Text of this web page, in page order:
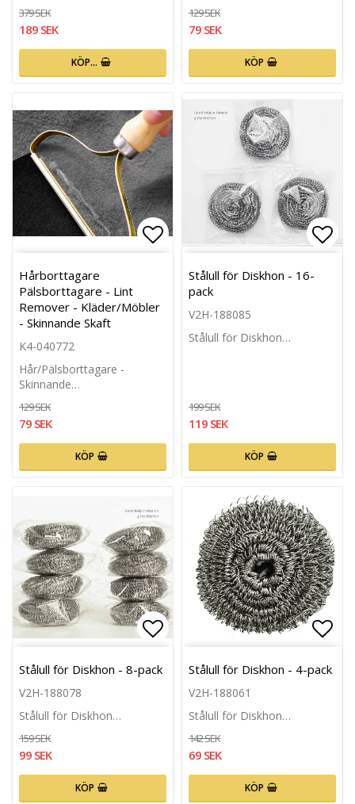
379 SEK
189 SEK
KÖP…
129 SEK
79 SEK
KÖP
Lägg till i favoritlistan
Hårborttagare
Pälsborttagare - Lint
Remover - Kläder/Möbler
- Skinnande Skaft
K4-040772
Hår/Pälsborttagare -
Skinnande…
129 SEK
79 SEK
KÖP
Stålull för Diskhon - 16-
pack
V2H-188085
Stålull för Diskhon…
199 SEK
119 SEK
KÖP
Lägg till i favoritlistan
Stålull för Diskhon - 8-pack
V2H-188078
Stålull för Diskhon…
159 SEK
99 SEK
KÖP
Stålull för Diskhon - 4-pack
V2H-188061
Stålull för Diskhon…
142 SEK
69 SEK
KÖP